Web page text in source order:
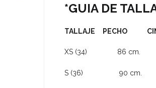
*GUIA DE
TALLAJE PECHO
XS (34) 86
S (36) 90 cm.